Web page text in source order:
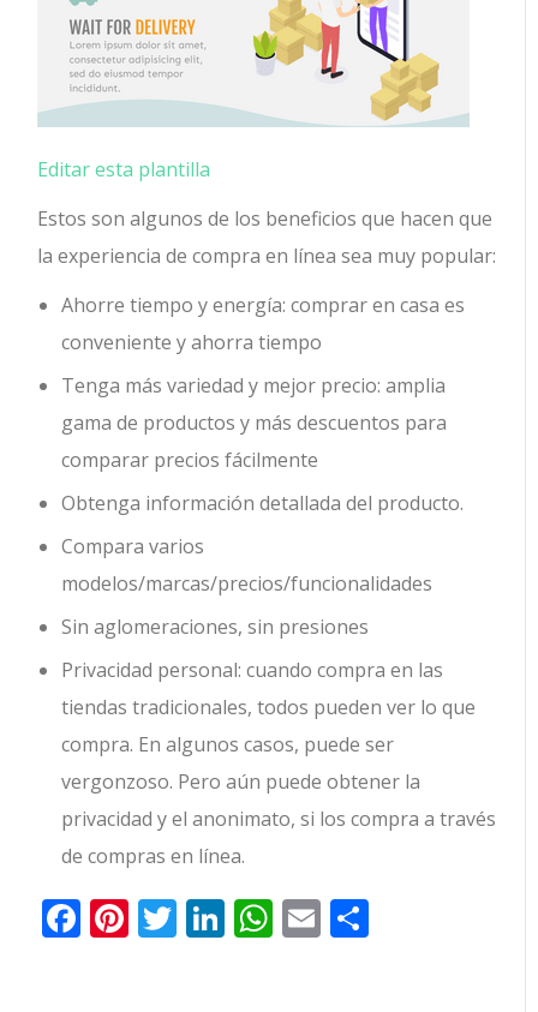
Editar esta plantilla
Estos son algunos de los beneficios que hacen que
la experiencia de compra en línea sea muy popular:
Ahorre tiempo y energía: comprar en casa es
conveniente y ahorra tiempo
Tenga más variedad y mejor precio: amplia
gama de productos y más descuentos para
comparar precios fácilmente
Obtenga información detallada del producto.
Compara varios
modelos/marcas/precios/funcionalidades
Sin aglomeraciones, sin presiones
Privacidad personal: cuando compra en las
tiendas tradicionales, todos pueden ver lo que
compra. En algunos casos, puede ser
vergonzoso. Pero aún puede obtener la
privacidad y el anonimato, si los compra a través
de compras en línea.
Facebook
Pinterest
Twitter
LinkedIn
WhatsApp
Email